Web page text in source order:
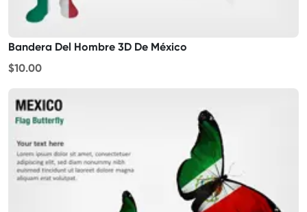
Bandera Del Hombre 3D De México
$10.00